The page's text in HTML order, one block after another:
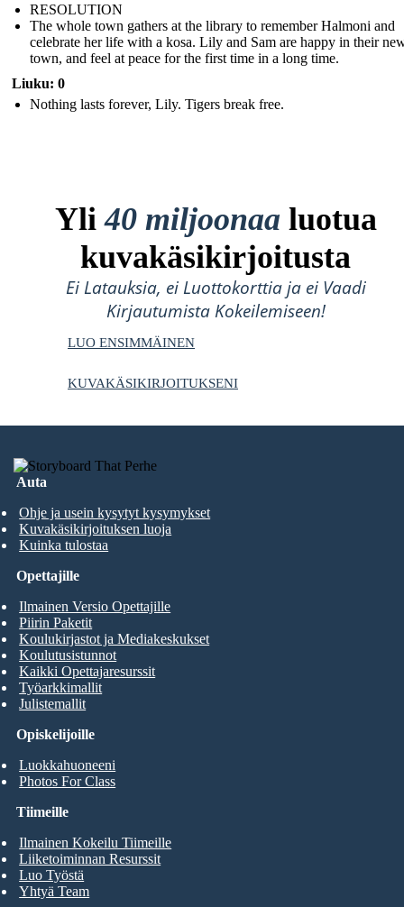
RESOLUTION
The whole town gathers at the library to remember Halmoni and
celebrate her life with a kosa. Lily and Sam are happy in their
town, and feel at peace for the first time in a long time.
Liuku: 0
Nothing lasts forever, Lily. Tigers break free.
Yli40 miljoonaa luotua
kuvakäsikirjoitusta
Ei Latauksia, ei Luottokorttia ja ei Vaadi
Kirjautumista Kokeilemiseen!
LUO ENSIMMÄINEN
KUVAKÄSIKIRJOITUKSENI
Auta
Ohje ja usein kysytyt kysymykset
Kuvakäsikirjoituksen luoja
Kuinka tulostaa
Opiskelijoille
Luokkahuoneeni
Photos For Class
Opettajille
Ilmainen Versio Opettajille
Piirin Paketit
Koulukirjastot ja Mediakeskukset
Koulutusistunnot
Kaikki Opettajaresurssit
Työarkkimallit
Julistemallit
Tiimeille
Ilmainen Kokeilu Tiimeille
Liiketoiminnan Resurssit
Luo Työstä
Yhtyä Team